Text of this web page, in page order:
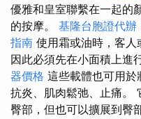
優雅和皇室聯繫在一起的
的按摩。 基隆台胞證代辦
指南 使用霜或油時，客人
因此必須先在小面積上進
器價格 這些載體也可用於
抗炎、肌肉鬆弛、止痛。
臀部，但也可以擴展到臀